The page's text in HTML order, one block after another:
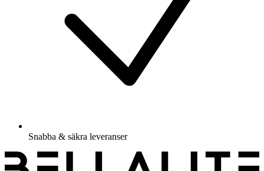
Snabba & säkra leveranser